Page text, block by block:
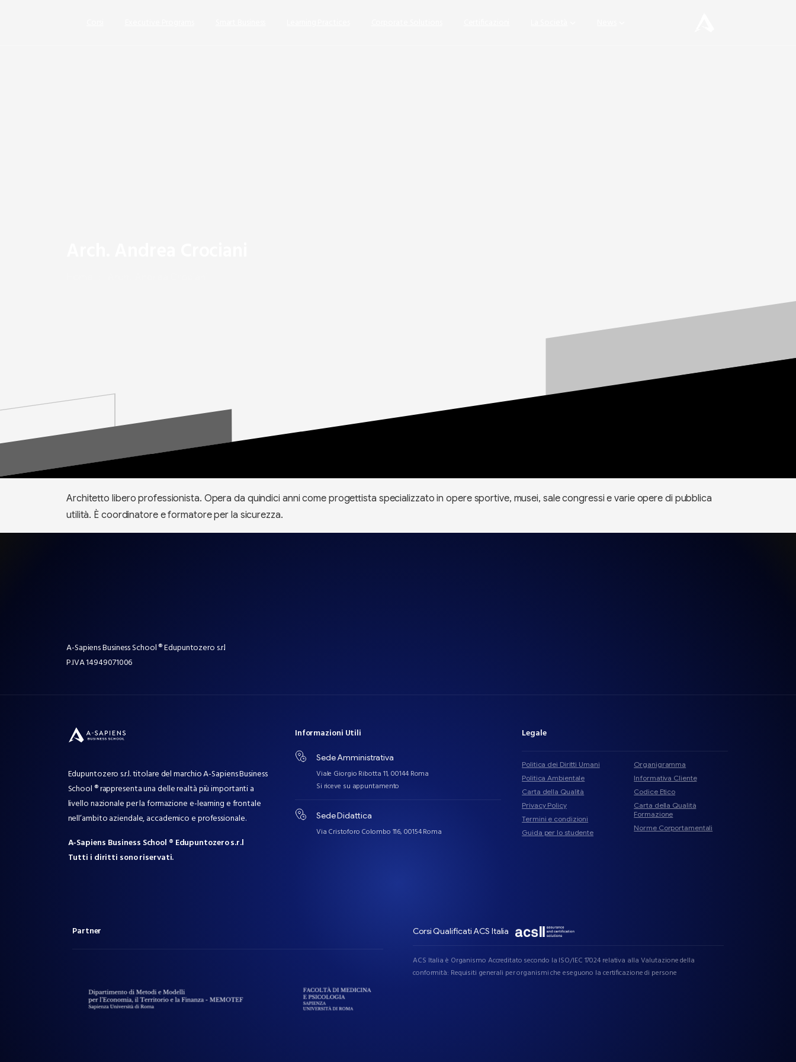
Architetto libero professionista. Opera da quindici anni come progettista specializzato in opere sportive, musei, sale congressi e varie opere di pubblica
utilità. È coordinatore e formatore per la sicurezza.
A-Sapiens Business School ® Edupuntozero s.r.l
P.IVA14949071006
Edupuntozero s.r.l. titolare del marchio A-Sapiens Business
School ® rappresenta una delle realtà più importanti a
livello nazionale per la formazione e-learning e frontale
nell’ambito aziendale, accademico e professionale.
A-Sapiens Business School ® Edupuntozero s.r.l
Tutti i diritti sono riservati.
Informazioni Utili
Sede Amministrativa
Viale Giorgio Ribotta 11, 00144 Roma
Si riceve su appuntamento
Sede Didattica
Via Cristoforo Colombo 116, 00154 Roma
Legale
Politica dei Diritti Umani
Politica Ambientale
Carta della Qualità
Privacy Policy
Termini e condizioni
Guida per lo studente
Organigramma
Informativa Cliente
Codice Etico
Carta della Qualità
Formazione
Norme Corportamentali
Partner Corsi Qualificati ACS Italia
ACS Italia è Organismo Accreditato secondo la ISO/IEC 17024 relativa alla Valutazione della
conformità: Requisiti generali per organismi che eseguono la certificazione di persone